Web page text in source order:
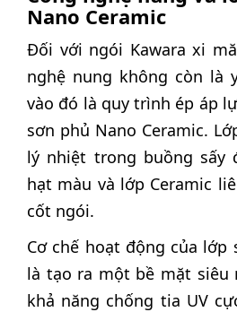
Nano Ceramic
Đối với ngói Kawara xi
nghệ nung không còn là
vào đó là quy trình ép áp
sơn phủ Nano Ceramic.
lý nhiệt trong buồng sấy
hạt màu và lớp Ceramic
cốt ngói.
Cơ chế hoạt động của lớp
là tạo ra một bề mặt siêu
khả năng chống tia UV